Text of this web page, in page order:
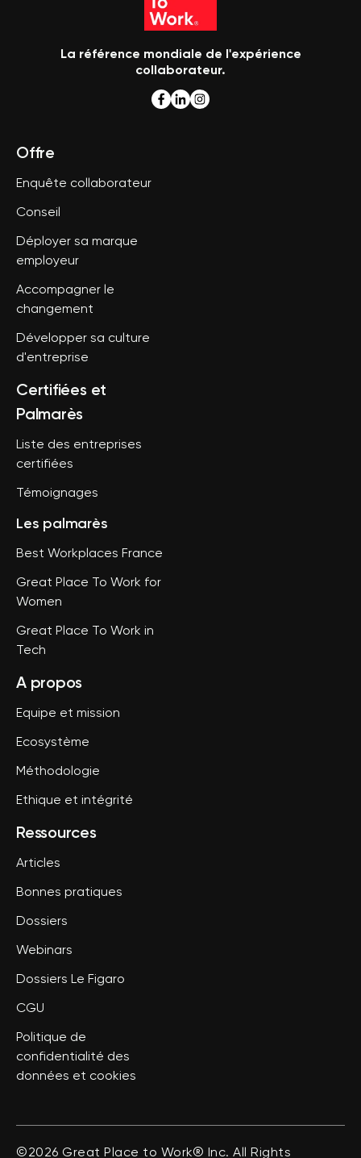
La référence mondiale de l'expérience
collaborateur.
Offre
Enquête collaborateur
Conseil
Déployer sa marque
employeur
Accompagner le
changement
Développer sa culture
d'entreprise
Certifiées et
Palmarès
Liste des entreprises
certifiées
Témoignages
Les palmarès
Best Workplaces France
Great Place To Work for
Women
Great Place To Work in
Tech
A propos
Equipe et mission
Ecosystème
Méthodologie
Ethique et intégrité
Ressources
Articles
Bonnes pratiques
Dossiers
Webinars
Dossiers Le Figaro
CGU
Politique de
confidentialité des
données et cookies
©2026 Great Place to Work® Inc. All Rights